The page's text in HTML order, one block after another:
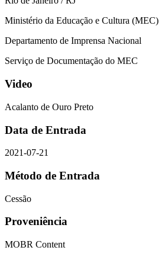
Ministério da Educação e Cultura (MEC)
Departamento de Imprensa Nacional
Serviço de Documentação do MEC
Video
Acalanto de Ouro Preto
Data de Entrada
2021-07-21
Método de Entrada
Cessão
Proveniência
MOBR Content